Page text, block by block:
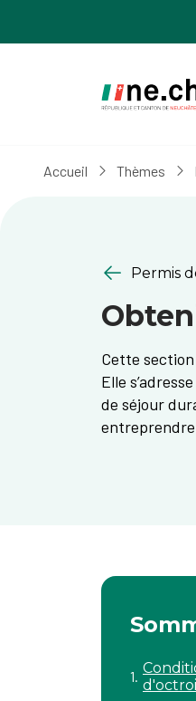
Accueil Thèmes
Permis
Cette
Elle
de séjour
entreprendre
d'octroi